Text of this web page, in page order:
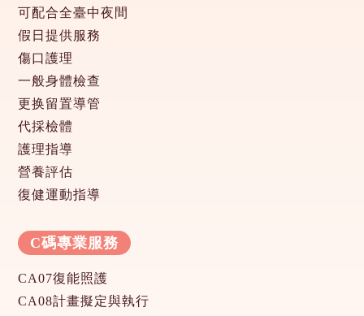
可配合全臺中夜間
假日提供服務
傷口護理
一般身體檢查
更换留置導管
代採檢體
護理指導
營養評估
復健運動指導
C碼專業服務
CA07復能照護
CA08計畫擬定與執行